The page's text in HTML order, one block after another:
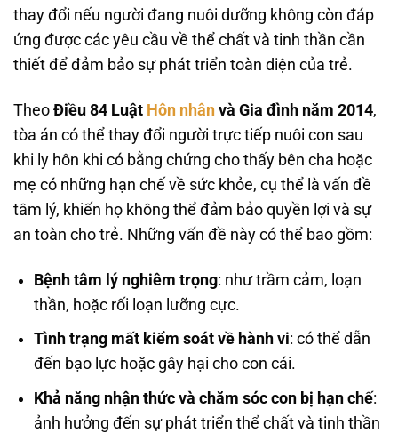
thay đổi nếu người đang nuôi dưỡng không còn đáp
ứng được các yêu cầu về thể chất và tinh thần cần
thiết để đảm bảo sự phát triển toàn diện của trẻ.
Theo Điều 84 Luật Hôn nhân và Gia đình năm 2014,
tòa án có thể thay đổi người trực tiếp nuôi con sau
khi ly hôn khi có bằng chứng cho thấy bên cha hoặc
mẹ có những hạn chế về sức khỏe, cụ thể là vấn đề
tâm lý, khiến họ không thể đảm bảo quyền lợi và sự
an toàn cho trẻ. Những vấn đề này có thể bao gồm:
Bệnh tâm lý nghiêm trọng: như trầm cảm, loạn
thần, hoặc rối loạn lưỡng cực.
Tình trạng mất kiểm soát về hành vi: có thể dẫn
đến bạo lực hoặc gây hại cho con cái.
Khả năng nhận thức và chăm sóc con bị hạn chế:
ảnh hưởng đến sự phát triển thể chất và tinh thần